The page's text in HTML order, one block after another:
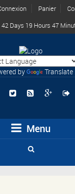
Panier
42 Days 19 Hours 47
by Translate
Menu